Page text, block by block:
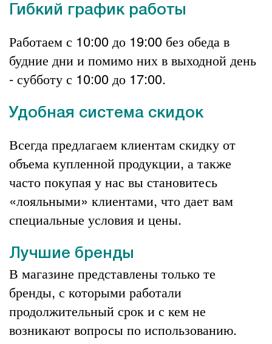
Гибкий график работы
Работаем с 10:00 до 19:00 без обеда в
будние дни и помимо них в выходной день
- субботу с 10:00 до 17:00.
Удобная система скидок
Всегда предлагаем клиентам скидку от
объема купленной продукции, а также
часто покупая у нас вы становитесь
«лояльными» клиентами, что дает вам
специальные условия и цены.
Лучшие бренды
В магазине представлены только те
бренды, с которыми работали
продолжительный срок и с кем не
возникают вопросы по использованию.